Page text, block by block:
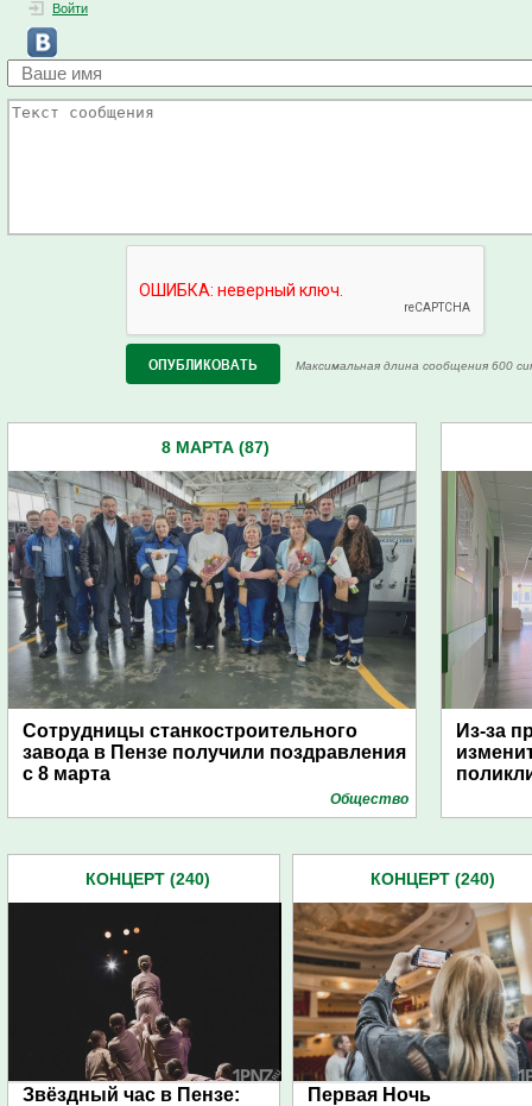
Войти
Максимальная длина сообщения 600
8 МАРТА (87)
Сотрудницы станкостроительного
завода в Пензе получили поздравления
с 8 марта
Общество
Из-за
КОНЦЕРТ (240)
Звёздный час в Пензе:
КОНЦЕРТ (240)
Первая Ночь